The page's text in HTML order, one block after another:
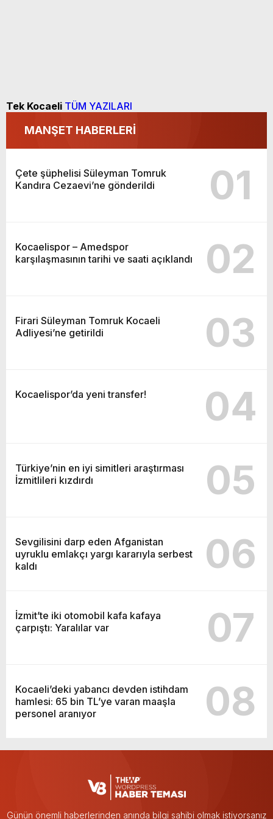
Tek Kocaeli TÜM YAZILARI
MANŞET HABERLERİ
Çete şüphelisi Süleyman Tomruk
Kandıra Cezaevi’ne gönderildi
01
Kocaelispor – Amedspor
karşılaşmasının tarihi ve saati açıklandı
02
Firari Süleyman Tomruk Kocaeli
Adliyesi’ne getirildi
03
Kocaelispor’da yeni transfer! 04
Türkiye’nin en iyi simitleri araştırması
İzmitlileri kızdırdı
05
Sevgilisini darp eden Afganistan
uyruklu emlakçı yargı kararıyla serbest
kaldı
06
İzmit’te iki otomobil kafa kafaya
çarpıştı: Yaralılar var
07
Kocaeli’deki yabancı devden istihdam
hamlesi: 65 bin TL’ye varan maaşla
personel aranıyor
08
Günün önemli haberlerinden anında bilgi sahibi olmak istiyorsanız